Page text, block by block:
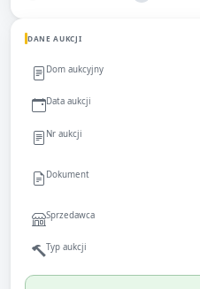
DANE AUKCJI
Dom aukcyjny
Data aukcji
Nr aukcji
Dokument
Sprzedawca
Typ aukcji